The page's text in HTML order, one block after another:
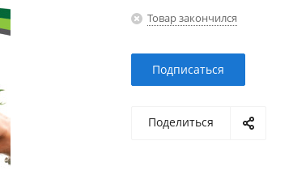
Товар закончился
Подписаться
Поделиться